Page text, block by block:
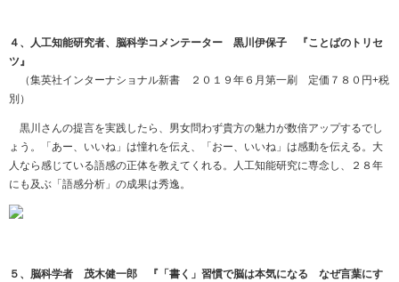
４、人工知能研究者、脳科学コメンテーター 黒川伊保子 『ことばのトリセ
ツ』
（集英社インターナショナル新書 ２０１９年６月第一刷 定価７８０円+税
別）
黒川さんの提言を実践したら、男女問わず貴方の魅力が数倍アップするでし
ょう。「あー、いいね」は憧れを伝え、「おー、いいね」は感動を伝える。大
人なら感じている語感の正体を教えてくれる。人工知能研究に専念し、２８年
にも及ぶ「語感分析」の成果は秀逸。
５、脳科学者 茂木健一郎 『「書く」習慣で脳は本気になる なぜ言葉にす